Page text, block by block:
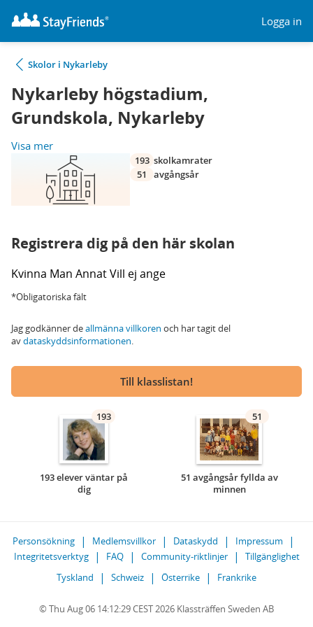
Logga in
Skolor i Nykarleby
Nykarleby högstadium,
Grundskola, Nykarleby
Visa mer
193 skolkamrater
51
avgångsår
Registrera dig på den här skolan
Kvinna Man AnnatVill ej ange
*Obligatoriska fält
Jag godkänner deallmänna villkoren och har tagit del
avdataskyddsinformationen.
Till klasslistan!
193
193 elever väntar på
dig
51
51 avgångsår fyllda av
minnen
Personsökning Medlemsvillkor Dataskydd
Impressum
Integritetsverktyg
FAQ Community-riktlinjer
Tillgänglighet
Tyskland
Schweiz Österrike Frankrike
© Thu Aug 06 14:12:29 CEST 2026 Klassträffen Sweden AB